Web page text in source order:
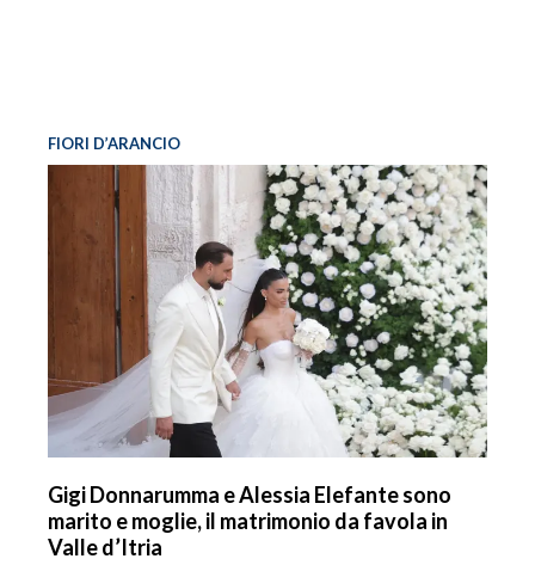
FIORI D’ARANCIO
Gigi Donnarumma e Alessia Elefante sono
marito e moglie, il matrimonio da favola in
Valle d’Itria